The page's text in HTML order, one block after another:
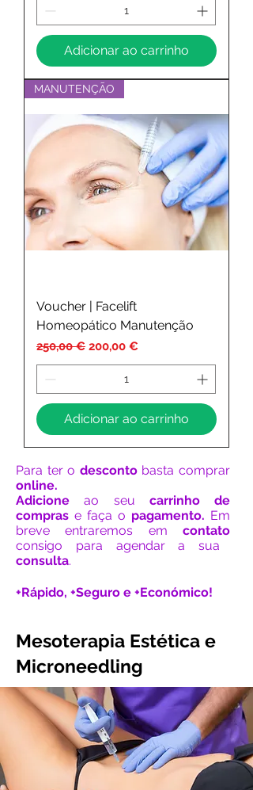
Adicionar ao carrinho
MANUTENÇÃO
Voucher | Facelift
Homeopático Manutenção
Preço normal
250,00 € Preço promocional
200,00 €
Adicionar ao carrinho
Para ter o descontobasta comprar
online.
Adicioneao seu carrinho de
compras e faça o pagamento. Em
breve entraremos em contato
consigo para agendar a sua
consulta.
+Rápido, +Seguro e +Económico!
Mesoterapia Estética e
Microneedling